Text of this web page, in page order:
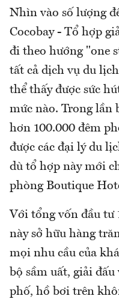
Nhìn vào số lượng
Cocobay - Tổ hợp
đi theo hướng "one
tất cả dịch vụ du
thể thấy được sức
mức nào. Trong lần
hơn 100.000 đêm
được các đại lý du
dù tổ hợp này mới
phòng Boutique
Với tổng vốn đầu tư
này sở hữu hàng
mọi nhu cầu của
bộ sầm uất, giải
phố, hồ bơi trên